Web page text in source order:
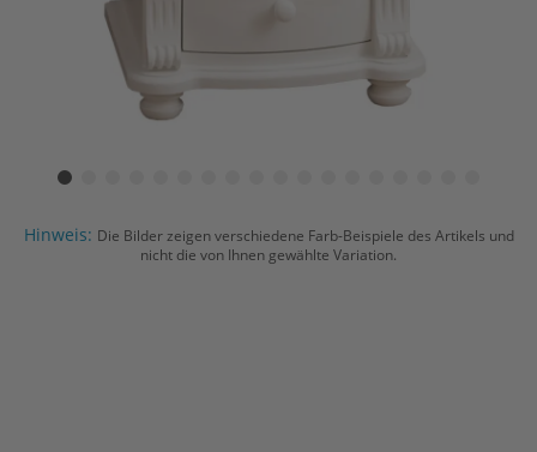
Hinweis: Die Bilder zeigen verschiedene Farb-Beispiele des Artikels und
nicht die von Ihnen gewählte Variation.